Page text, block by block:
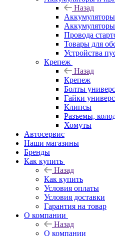
Назад
Аккумуляторы
Провода
Товары для
Устройства
Крепеж
Назад
Крепеж
Болты
Гайки
Клипсы
Разъемы,
Хомуты
Автосервис
Наши магазины
Бренды
Как купить
Назад
Как купить
Условия оплаты
Условия доставки
Гарантия на товар
О компании
Назад
О компании